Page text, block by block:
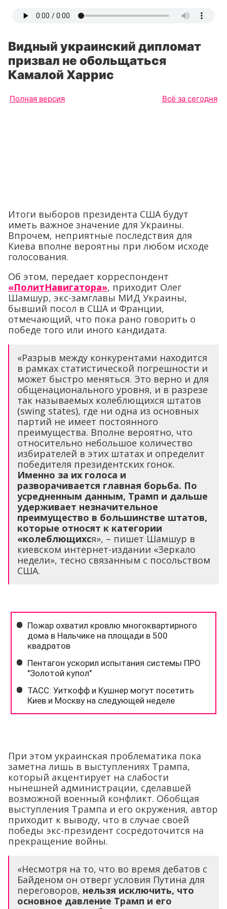
Видный украинский дипломат
призвал не обольщаться
Камалой Харрис
Полная версия Всё за сегодня
Итоги выборов президента США будут
иметь важное значение для Украины.
Впрочем, неприятные последствия для
Киева вполне вероятны при любом исходе
голосования.
Об этом, передает корреспондент
«ПолитНавигатора», приходит Олег
Шамшур, экс-замглавы МИД Украины,
бывший посол в США и Франции,
отмечающий, что пока рано говорить о
победе того или иного кандидата.
«Разрыв между конкурентами находится
в рамках статистической погрешности и
может быстро меняться. Это верно и для
общенационального уровня, и в разрезе
так называемых колеблющихся штатов
(swing states), где ни одна из основных
партий не имеет постоянного
преимущества. Вполне вероятно, что
относительно небольшое количество
избирателей в этих штатах и определит
победителя президентских гонок.
Именно за их голоса и
разворачивается главная борьба. По
усредненным данным, Трамп и дальше
удерживает незначительное
преимущество в большинстве штатов,
которые относят к категории
«колеблющихся», – пишет Шамшур в
киевском интернет-издании «Зеркало
недели», тесно связанным с посольством
США.
При этом украинская проблематика пока
заметна лишь в выступлениях Трампа,
который акцентирует на слабости
нынешней администрации, сделавшей
возможной военный конфликт. Обобщая
выступления Трампа и его окружения, автор
приходит к выводу, что в случае своей
победы экс-президент сосредоточится на
прекращение войны.
«Несмотря на то, что во время дебатов с
Байденом он отверг условия Путина для
переговоров, нельзя исключить, что
основное давление Трамп и его